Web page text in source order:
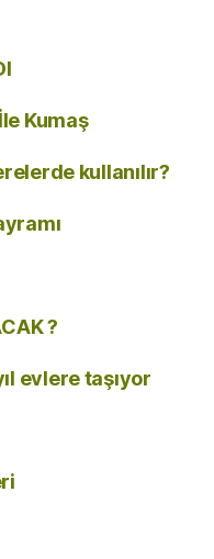
Kumaş
kullanılır?
?
evlere taşıyor